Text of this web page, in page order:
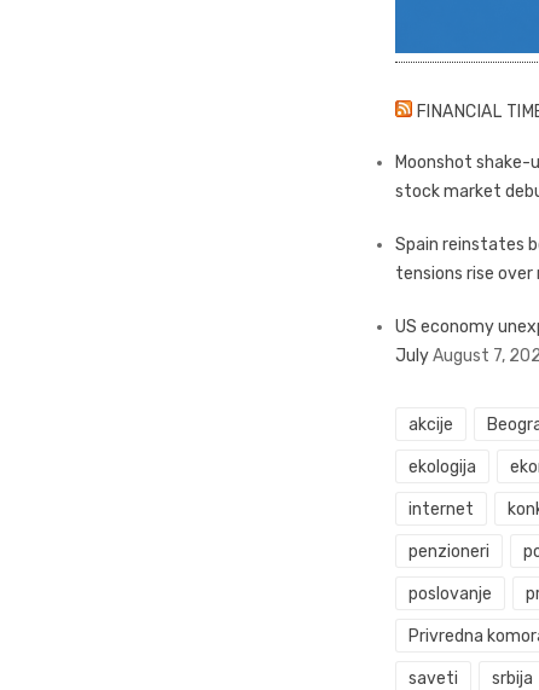
FINANCIAL
Moonshot shake-
stock market
Spain reinstates
tensions rise
US economy
JulyAugust 7,
akcije
ekologija
internet
penzioneri
poslovanje
Privredna
saveti srbija